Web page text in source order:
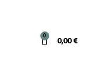
0
0,00 €